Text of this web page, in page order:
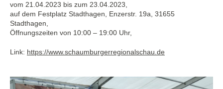
vom 21.04.2023 bis zum 23.04.2023,
auf dem Festplatz Stadthagen, Enzerstr. 19a, 31655
Stadthagen,
Öffnungszeiten von 10:00 – 19:00 Uhr,
Link: https://www.schaumburgerregionalschau.de